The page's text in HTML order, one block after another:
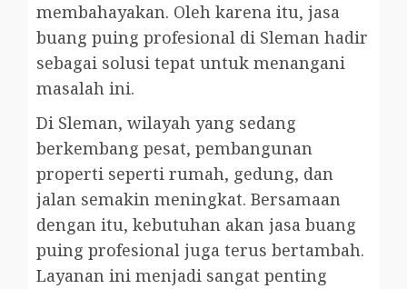
membahayakan. Oleh karena itu, jasa
buang puing profesional di Sleman hadir
sebagai solusi tepat untuk menangani
masalah ini.
Di Sleman, wilayah yang sedang
berkembang pesat, pembangunan
properti seperti rumah, gedung, dan
jalan semakin meningkat. Bersamaan
dengan itu, kebutuhan akan jasa buang
puing profesional juga terus bertambah.
Layanan ini menjadi sangat penting